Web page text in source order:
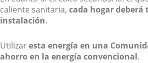
caliente sanitaria, cada hogar deberá
instalación.
Utilizaresta energía en una
ahorro en la energía convencional.